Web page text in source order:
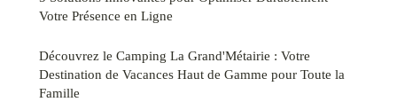
Votre Présence en Ligne
Découvrez le Camping La Grand'Métairie : Votre
Destination de Vacances Haut de Gamme pour Toute la
Famille